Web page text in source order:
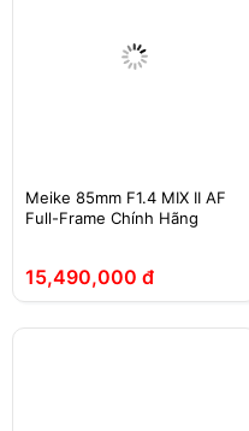
Meike 85mm F1.4 MIX II AF
Full-Frame Chính Hãng
15,490,000 đ